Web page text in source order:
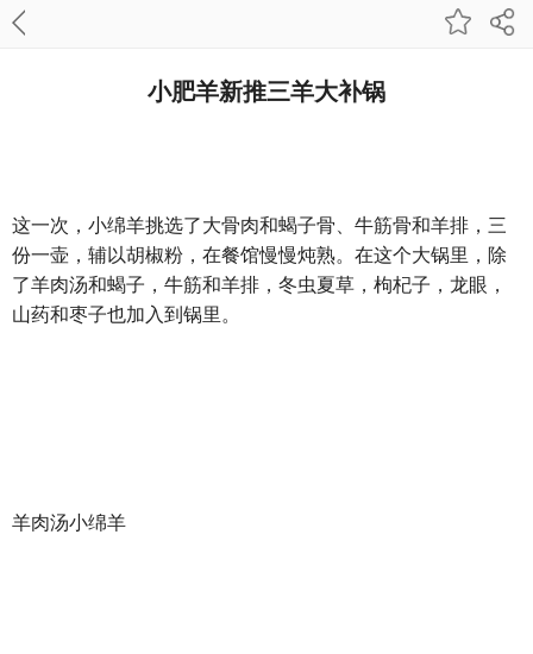
小肥羊新推三羊大补锅
这一次，小绵羊挑选了大骨肉和蝎子骨、牛筋骨和羊排，三
份一壶，辅以胡椒粉，在餐馆慢慢炖熟。在这个大锅里，除
了羊肉汤和蝎子，牛筋和羊排，冬虫夏草，枸杞子，龙眼，
山药和枣子也加入到锅里。
羊肉汤小绵羊